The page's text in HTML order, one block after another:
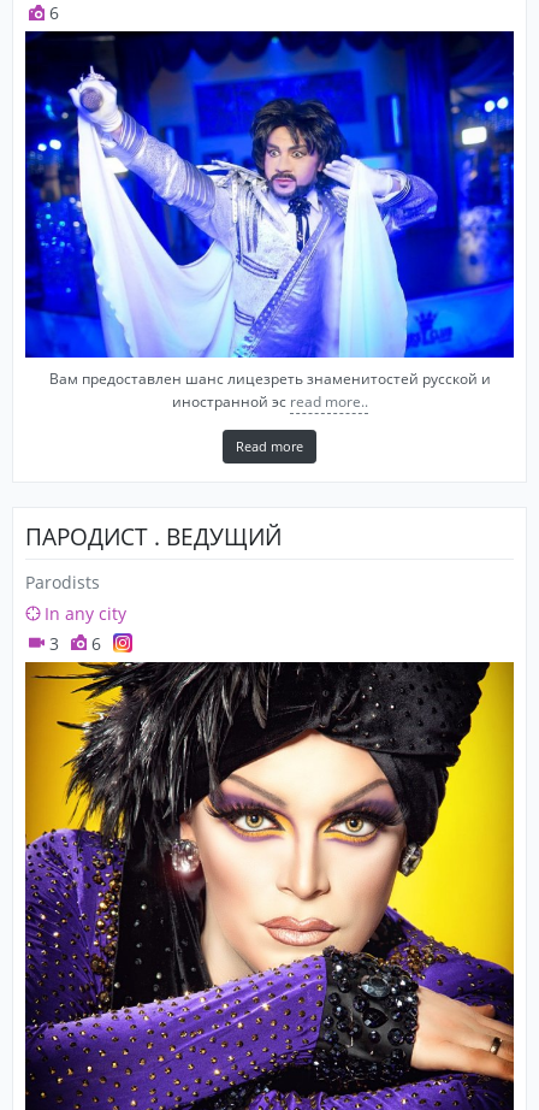
6
Вам предоставлен шанс лицезреть знаменитостей русской и
иностранной эс read more..
Read more
ПАРОДИСТ . ВЕДУЩИЙ
Parodists
In any city
3
6